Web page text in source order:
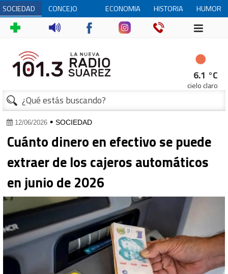
SOCIEDAD
CONCEJO
DELIBERANTE
ECONOMIA HISTORIA HUMOR
6.1 °C
cielo claro
12/06/2026• SOCIEDAD
Cuánto dinero en efectivo se puede
extraer de los cajeros automáticos
en junio de 2026